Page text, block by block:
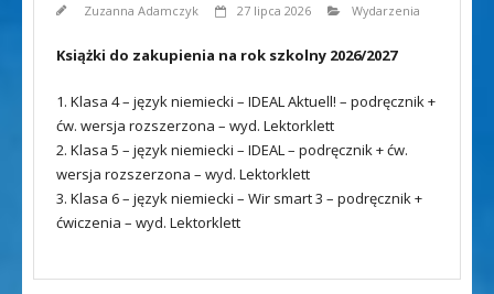
Zuzanna Adamczyk 27 lipca 2026 Wydarzenia
Książki do zakupienia na rok szkolny 2026/2027
1. Klasa 4 – język niemiecki – IDEAL Aktuell! – podręcznik +
ćw. wersja rozszerzona – wyd. Lektorklett
2. Klasa 5 – język niemiecki – IDEAL – podręcznik + ćw.
wersja rozszerzona – wyd. Lektorklett
3. Klasa 6 – język niemiecki – Wir smart 3 – podręcznik +
ćwiczenia – wyd. Lektorklett